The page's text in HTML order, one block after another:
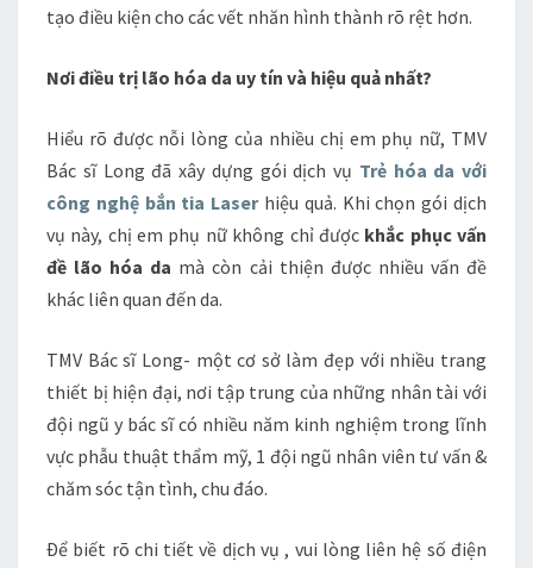
tạo điều kiện cho các vết nhăn hình thành rõ rệt hơn.
Nơi điều trị lão hóa da uy tín và hiệu quả nhất?
Hiểu rõ được nỗi lòng của nhiều chị em phụ nữ, TMV
Bác sĩ Long đã xây dựng gói dịch vụ Trẻ hóa da với
công nghệ bắn tia Laser hiệu quả. Khi chọn gói dịch
vụ này, chị em phụ nữ không chỉ được khắc phục vấn
đề lão hóa da mà còn cải thiện được nhiều vấn đề
khác liên quan đến da.
TMV Bác sĩ Long- một cơ sở làm đẹp với nhiều trang
thiết bị hiện đại, nơi tập trung của những nhân tài với
đội ngũ y bác sĩ có nhiều năm kinh nghiệm trong lĩnh
vực phẫu thuật thẩm mỹ, 1 đội ngũ nhân viên tư vấn &
chăm sóc tận tình, chu đáo.
Ðể biết rõ chi tiết về dịch vụ , vui lòng liên hệ số điện